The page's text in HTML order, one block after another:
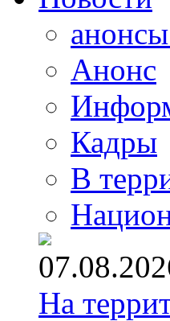
Анонс
Кадры
В
На